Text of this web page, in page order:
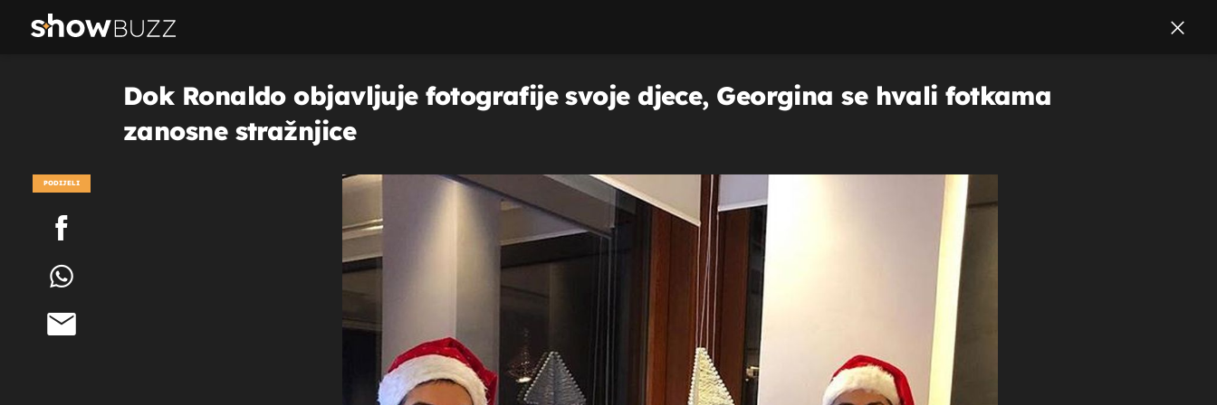
Dok Ronaldo objavljuje fotografije svoje djece, Georgina se hvali fotkama
zanosne stražnjice
PODIJELI